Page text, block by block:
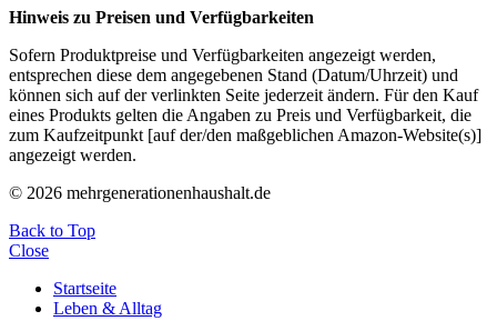
Hinweis zu Preisen und Verfügbarkeiten
Sofern Produktpreise und Verfügbarkeiten angezeigt werden,
entsprechen diese dem angegebenen Stand (Datum/Uhrzeit) und
können sich auf der verlinkten Seite jederzeit ändern. Für den Kauf
eines Produkts gelten die Angaben zu Preis und Verfügbarkeit, die
zum Kaufzeitpunkt [auf der/den maßgeblichen Amazon-Website(s)]
angezeigt werden.
© 2026 mehrgenerationenhaushalt.de
Back to Top
Close
Startseite
Leben & Alltag